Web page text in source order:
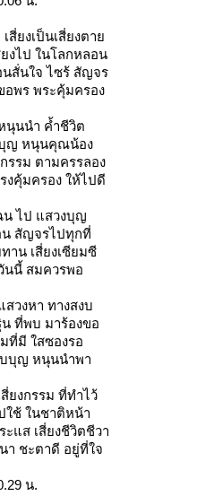
สี่ยงเป็นเสี่ยงตา
งไป ในโลกหลอน
สั่นใจ ไซร้ สัญจร
อพร พระคุ้มครอง
นนำ ค้ำชีวิต
ญ หนุนคุณน้อง
รรม ตามครรลอง
งคุ้มครอง ให้ไปดี
ไป แสวงบุญ
น สัญจรไปทุกที่
าน เสี่ยงเซียมซี
นนี้ สมควรพอ
สวงหา ทางสงบ
ที่พบ มาร้องขอ
ที่มี ใสซองรอ
บบุญ หนุนนำพา
ยงกรรม ที่ทำไว้
ช้ ในชาติหน้า
แส เสี่ยงชีวิตชีวา
ชะตาดี อยู่ที่ใจ
น.